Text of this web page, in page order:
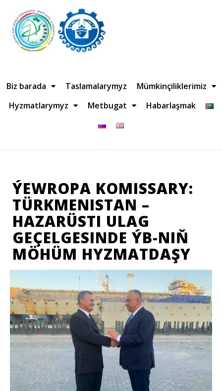
Biz barada Taslamalarymyz
Mümkinçiliklerimiz
Hyzmatlarymyz
Metbugat Habarlaşmak
ÝEWROPA KOMISSARY:
TÜRKMENISTAN –
HAZARÜSTI ULAG
GEÇELGESINDE ÝB-NIŇ
MÖHÜM HYZMATDAŞY